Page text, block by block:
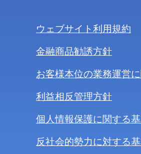
ウェブサイト利用規約
金融商品勧誘方針
お客様本位の業務運営
利益相反管理方針
個人情報保護に関する
反社会的勢力に対する